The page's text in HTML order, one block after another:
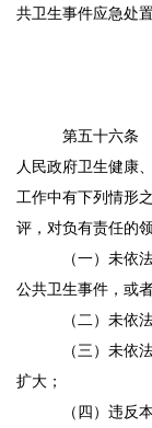
共卫生事件应急处
第五十六条
人民政府卫生健康
工作中有下列情形
评，对负有责任的
（一）未依
公共卫生事件，或
（二）未依
（三）未依
扩大；
（四）违反